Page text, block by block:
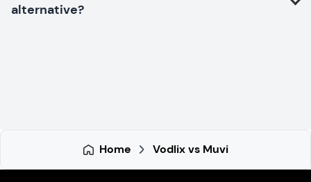
alternative?
Home Vodlix vs Muvi